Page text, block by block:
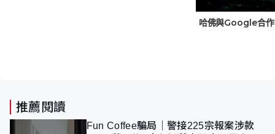
推薦閱讀
Fun Coffee騙局｜警接225宗報案涉款